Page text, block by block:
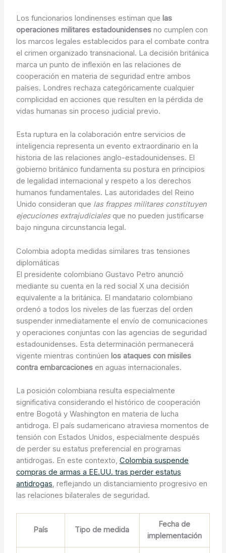
Los funcionarios londinenses estiman que las
operaciones militares estadounidensesno cumplen con
los marcos legales establecidos para el combate contra
el crimen organizado transnacional. La decisión británica
marca un punto de inflexión en las relaciones de
cooperación en materia de seguridad entre ambos
países. Londres rechaza categóricamente cualquier
complicidad en acciones que resulten en la pérdida de
vidas humanas sin proceso judicial previo.
Esta ruptura en la colaboración entre servicios de
inteligencia representa un evento extraordinario en la
historia de las relaciones anglo-estadounidenses. El
gobierno británico fundamenta su postura en principios
de legalidad internacional y respeto a los derechos
humanos fundamentales. Las autoridades del Reino
Unido consideran que las frappes militares constituyen
ejecuciones extrajudicialesque no pueden justificarse
bajo ninguna circunstancia legal.
Colombia adopta medidas similares tras tensiones
diplomáticas
El presidente colombiano Gustavo Petro anunció
mediante su cuenta en la red social X una decisión
equivalente a la británica. El mandatario colombiano
ordenó a todos los niveles de las fuerzas del orden
suspender inmediatamente el envío de comunicaciones
y operaciones conjuntas con las agencias de seguridad
estadounidenses. Esta determinación permanecerá
vigente mientras continúen los ataques con misiles
contra embarcacionesen aguas internacionales.
La posición colombiana resulta especialmente
significativa considerando el histórico de cooperación
entre Bogotá y Washington en materia de lucha
antidroga. El país sudamericano atraviesa momentos de
tensión con Estados Unidos, especialmente después
de perder su estatus preferencial en programas
antidrogas. En este contexto, Colombia suspende
compras de armas a EE.UU. tras perder estatus
antidrogas, reflejando un distanciamiento progresivo en
las relaciones bilaterales de seguridad.
País Tipo de medida
Fecha de
implementación